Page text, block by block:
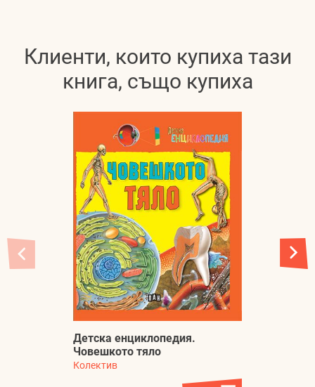
Клиенти, които купиха тази
книга, също купиха
Детска енциклопедия.
Човешкото тяло
Колектив